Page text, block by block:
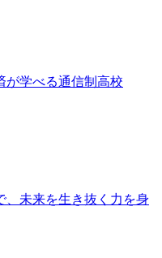
が学べる通信制高校
、未来を生き抜く力を身